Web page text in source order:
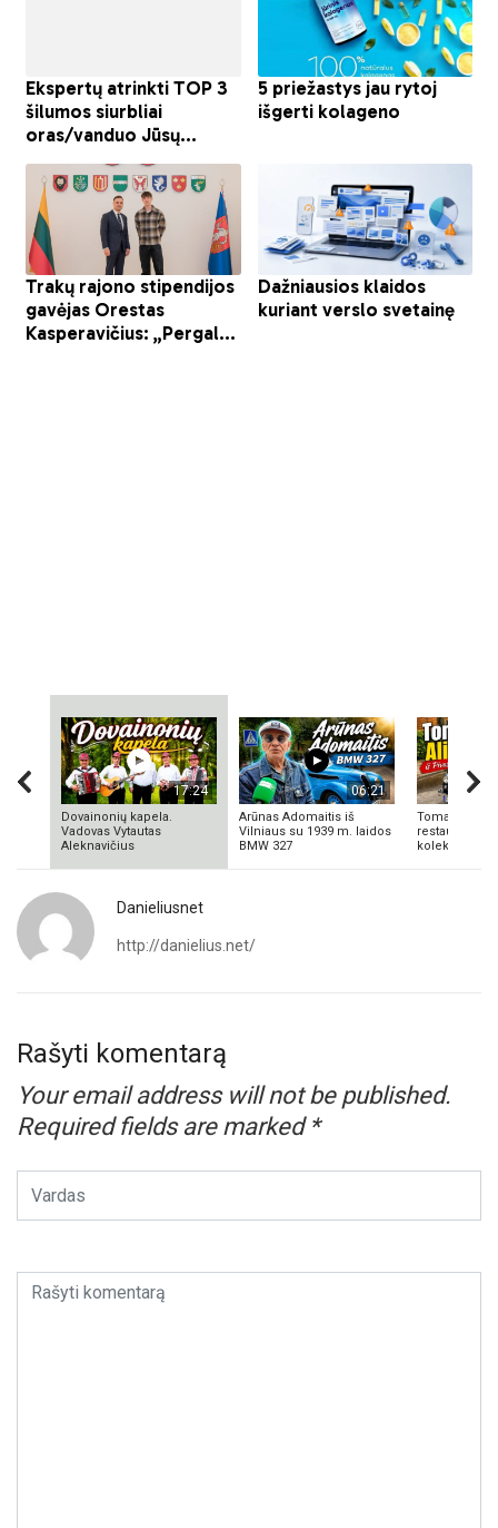
17:24
Dovainonių kapela.
Vadovas Vytautas
Aleknavičius
06:21
Arūnas Adomaitis iš
Vilniaus su 1939 m. laidos
BMW 327
Tomas
Danieliusnet
http://danielius.net/
Rašyti komentarą
Your email address will not be published.
Required fields are marked *